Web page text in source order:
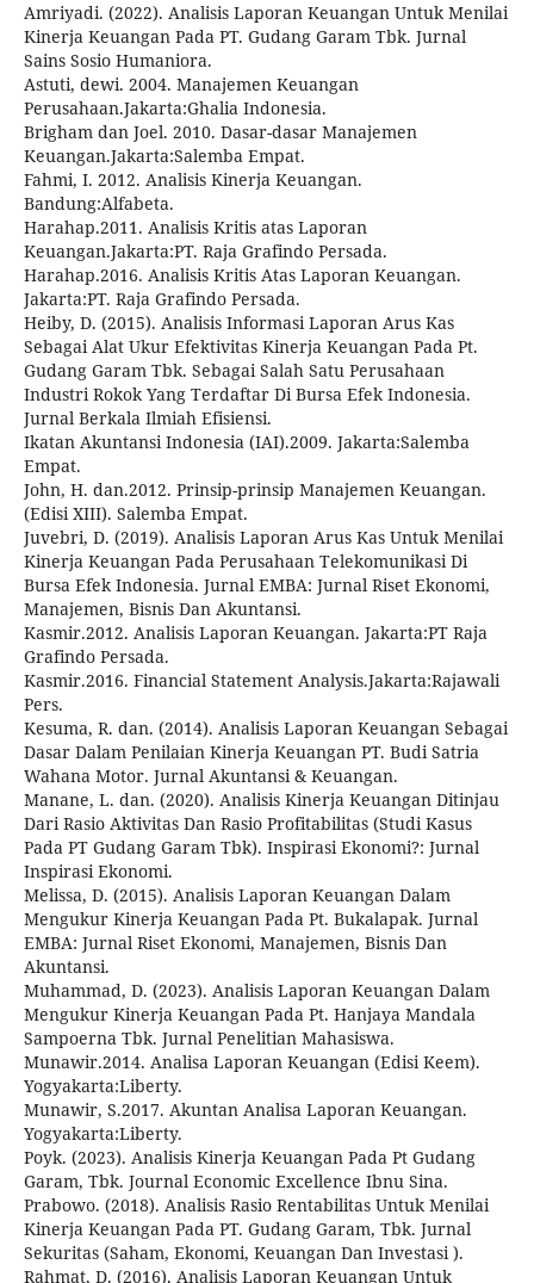
Amriyadi. (2022). Analisis Laporan Keuangan Untuk Menilai
Kinerja Keuangan Pada PT. Gudang Garam Tbk. Jurnal
Sains Sosio Humaniora.
Astuti, dewi. 2004. Manajemen Keuangan
Perusahaan.Jakarta:Ghalia Indonesia.
Brigham dan Joel. 2010. Dasar-dasar Manajemen
Keuangan.Jakarta:Salemba Empat.
Fahmi, I. 2012. Analisis Kinerja Keuangan.
Bandung:Alfabeta.
Harahap.2011. Analisis Kritis atas Laporan
Keuangan.Jakarta:PT. Raja Grafindo Persada.
Harahap.2016. Analisis Kritis Atas Laporan Keuangan.
Jakarta:PT. Raja Grafindo Persada.
Heiby, D. (2015). Analisis Informasi Laporan Arus Kas
Sebagai Alat Ukur Efektivitas Kinerja Keuangan Pada Pt.
Gudang Garam Tbk. Sebagai Salah Satu Perusahaan
Industri Rokok Yang Terdaftar Di Bursa Efek Indonesia.
Jurnal Berkala Ilmiah Efisiensi.
Ikatan Akuntansi Indonesia (IAI).2009. Jakarta:Salemba
Empat.
John, H. dan.2012. Prinsip-prinsip Manajemen Keuangan.
(Edisi XIII). Salemba Empat.
Juvebri, D. (2019). Analisis Laporan Arus Kas Untuk Menilai
Kinerja Keuangan Pada Perusahaan Telekomunikasi Di
Bursa Efek Indonesia. Jurnal EMBA: Jurnal Riset Ekonomi,
Manajemen, Bisnis Dan Akuntansi.
Kasmir.2012. Analisis Laporan Keuangan. Jakarta:PT Raja
Grafindo Persada.
Kasmir.2016. Financial Statement Analysis.Jakarta:Rajawali
Pers.
Kesuma, R. dan. (2014). Analisis Laporan Keuangan Sebagai
Dasar Dalam Penilaian Kinerja Keuangan PT. Budi Satria
Wahana Motor. Jurnal Akuntansi & Keuangan.
Manane, L. dan. (2020). Analisis Kinerja Keuangan Ditinjau
Dari Rasio Aktivitas Dan Rasio Profitabilitas (Studi Kasus
Pada PT Gudang Garam Tbk). Inspirasi Ekonomi?: Jurnal
Inspirasi Ekonomi.
Melissa, D. (2015). Analisis Laporan Keuangan Dalam
Mengukur Kinerja Keuangan Pada Pt. Bukalapak. Jurnal
EMBA: Jurnal Riset Ekonomi, Manajemen, Bisnis Dan
Akuntansi.
Muhammad, D. (2023). Analisis Laporan Keuangan Dalam
Mengukur Kinerja Keuangan Pada Pt. Hanjaya Mandala
Sampoerna Tbk. Jurnal Penelitian Mahasiswa.
Munawir.2014. Analisa Laporan Keuangan (Edisi Keem).
Yogyakarta:Liberty.
Munawir, S.2017. Akuntan Analisa Laporan Keuangan.
Yogyakarta:Liberty.
Poyk. (2023). Analisis Kinerja Keuangan Pada Pt Gudang
Garam, Tbk. Journal Economic Excellence Ibnu Sina.
Prabowo. (2018). Analisis Rasio Rentabilitas Untuk Menilai
Kinerja Keuangan Pada PT. Gudang Garam, Tbk. Jurnal
Sekuritas (Saham, Ekonomi, Keuangan Dan Investasi ).
Rahmat, D. (2016). Analisis Laporan Keuangan Untuk